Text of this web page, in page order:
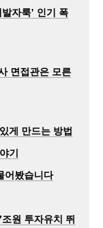
자룩’ 인기 폭
면접관은 모른
게 만드는 방법
기
어봤습니다
원 투자유치 뛰